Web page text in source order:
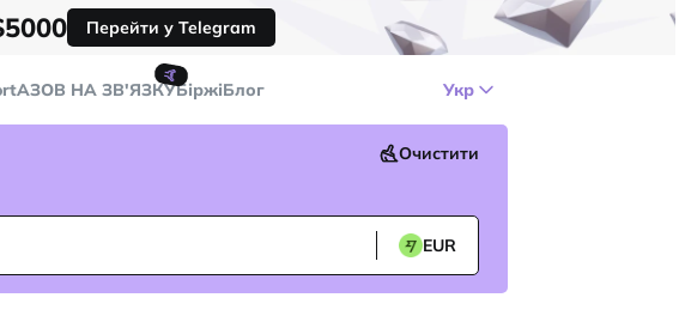
Перейти у Telegram
🤙
AЗОВ НА ЗВ'ЯЗКУБіржіБлог Укр
Очистити
EUR